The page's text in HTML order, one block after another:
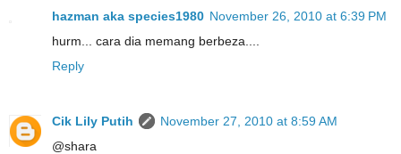
hazman aka species1980 November 26, 2010 at 6:39 PM
hurm... cara dia memang berbeza....
Reply
Cik Lily Putih
November 27, 2010 at 8:59 AM
@shara